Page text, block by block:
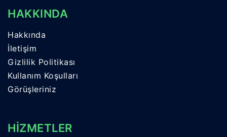
HAKKINDA
Hakkında
İletişim
Gizlilik Politikası
Kullanım Koşulları
Görüşleriniz
HİZMETLER